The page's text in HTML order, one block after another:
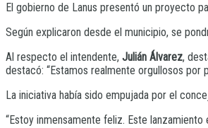
El gobierno de Lanus presentó un proyecto
Según explicaron desde el municipio, se
Al respecto el intendente, Julián Álvarez,
destacó: “Estamos realmente orgullosos por
La iniciativa había sido empujada por el
“Estoy inmensamente feliz. Este